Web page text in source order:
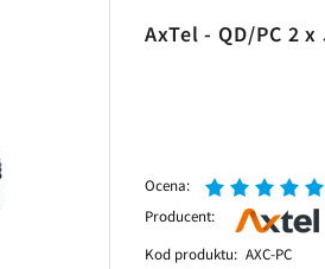
AxTel - QD/PC 2
Ocena:
Producent:
Kod produktu: AXC-PC